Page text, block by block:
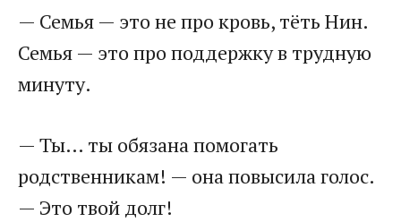
— Семья — это не про кровь, тёть Нин.
Семья — это про поддержку в трудную
минуту.
— Ты… ты обязана помогать
родственникам! — она повысила голос.
— Это твой долг!